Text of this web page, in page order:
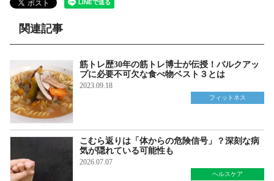
関連記事
筋トレ歴30年の筋トレ博士が伝授！バルクアッ
プに必要不可欠な食べ物ベスト３とは
2023.09.18
フィットネス
こむら返りは「体からの危険信号」？深刻な病
気が隠れている可能性も
2026.07.07
ヘルスケア